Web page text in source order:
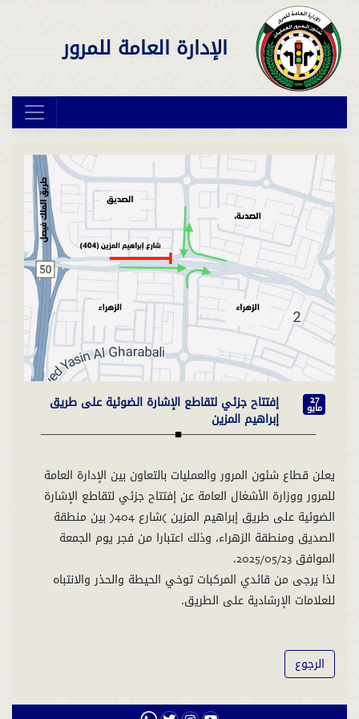
الإدارة العامة للمرور
27
مايو إفتتاح جزئي لتقاطع الإشارة الضوئية على طريق
إبراهيم المزين
يعلن قطاع شئون المرور والعمليات بالتعاون بين الإدارة العامة
للمرور ووزارة الأشغال العامة عن إفتتاح جزئي لتقاطع الإشارة
الضوئية على طريق إبراهيم المزين (شارع 404) بين منطقة
الصديق ومنطقة الزهراء، وذلك اعتبارا من فجر يوم الجمعة
لذا يرجى من قائدي المركبات توخي الحيطة والحذر والانتباه
للعلامات الإرشادية على الطريق.
الرجوع